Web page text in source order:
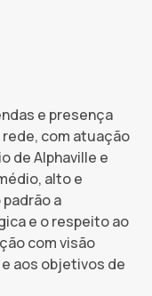
e presença
com atuação
de Alphaville e
alto e
a
e o respeito ao
com visão
aos objetivos de